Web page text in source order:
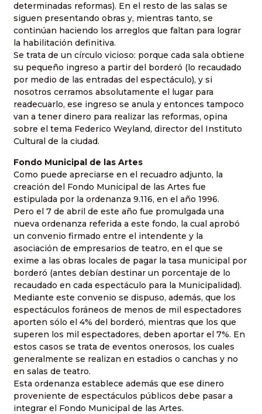
determinadas reformas). En el resto de las salas se
siguen presentando obras y, mientras tanto, se
continúan haciendo los arreglos que faltan para lograr
la habilitación definitiva.
Se trata de un círculo vicioso: porque cada sala obtiene
su pequeño ingreso a partir del borderó (lo recaudado
por medio de las entradas del espectáculo), y si
nosotros cerramos absolutamente el lugar para
readecuarlo, ese ingreso se anula y entonces tampoco
van a tener dinero para realizar las reformas, opina
sobre el tema Federico Weyland, director del Instituto
Cultural de la ciudad.
Fondo Municipal de las Artes
Como puede apreciarse en el recuadro adjunto, la
creación del Fondo Municipal de las Artes fue
estipulada por la ordenanza 9.116, en el año 1996.
Pero el 7 de abril de este año fue promulgada una
nueva ordenanza referida a este fondo, la cual aprobó
un convenio firmado entre el intendente y la
asociación de empresarios de teatro, en el que se
exime a las obras locales de pagar la tasa municipal por
borderó (antes debían destinar un porcentaje de lo
recaudado en cada espectáculo para la Municipalidad).
Mediante este convenio se dispuso, además, que los
espectáculos foráneos de menos de mil espectadores
aporten sólo el 4% del borderó, mientras que los que
superen los mil espectadores, deben aportar el 7%. En
estos casos se trata de eventos onerosos, los cuales
generalmente se realizan en estadios o canchas y no
en salas de teatro.
Esta ordenanza establece además que ese dinero
proveniente de espectáculos públicos debe pasar a
integrar el Fondo Municipal de las Artes.